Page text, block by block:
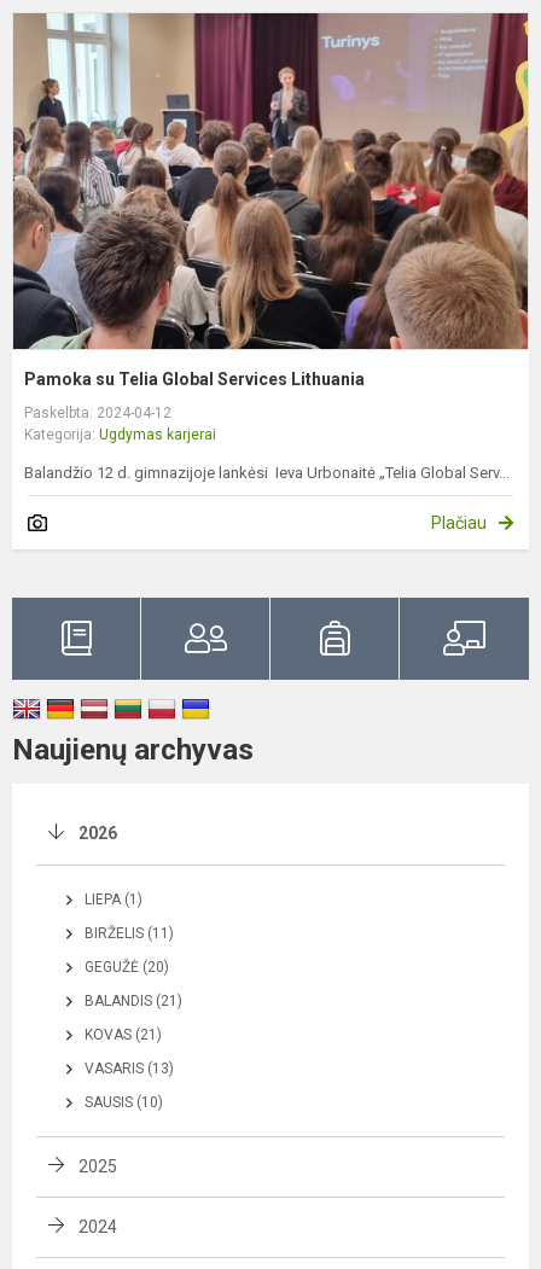
Pamoka su Telia Global Services Lithuania
Paskelbta: 2024-04-12
Kategorija: Ugdymas karjerai
Balandžio 12 d. gimnazijoje lankėsi Ieva Urbonaitė „Telia Global Serv...
Plačiau
Naujienų archyvas
2026
LIEPA (1)
BIRŽELIS (11)
GEGUŽĖ (20)
BALANDIS (21)
KOVAS (21)
VASARIS (13)
SAUSIS (10)
2025
2024